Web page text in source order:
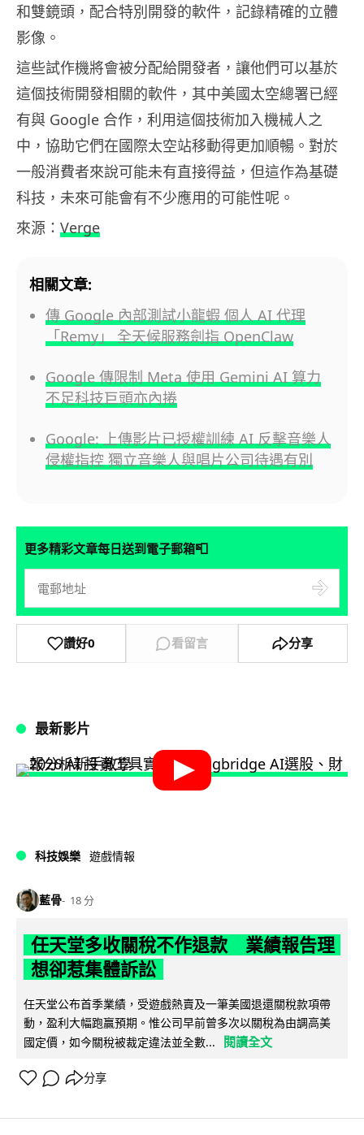
和雙鏡頭，配合特別開發的軟件，記錄精確的立體
影像。
這些試作機將會被分配給開發者，讓他們可以基於
這個技術開發相關的軟件，其中美國太空總署已經
有與 Google 合作，利用這個技術加入機械人之
中，協助它們在國際太空站移動得更加順暢。對於
一般消費者來說可能未有直接得益，但這作為基礎
科技，未來可能會有不少應用的可能性呢。
來源： Verge
相關文章:
傳 Google 內部測試小龍蝦 個人 AI 代理
「Remy」 全天候服務劍指 OpenClaw
Google 傳限制 Meta 使用 Gemini AI 算力
不足科技巨頭亦內捲
Google: 上傳影片已授權訓練 AI 反擊音樂人
侵權指控 獨立音樂人與唱片公司待遇有別
更多精彩文章每日送到電子郵箱📮
讚好0 看留言 分享
最新影片
科技娛樂 遊戲情報
藍骨 18 分
任天堂多收關稅不作退款 業績報告理
想卻惹集體訴訟
任天堂公布首季業績，受遊戲熱賣及一筆美國退還關稅款項帶
動，盈利大幅跑贏預期。惟公司早前曾多次以關稅為由調高美
國定價，如今關稅被裁定違法並全數...
閱讀全文
分享